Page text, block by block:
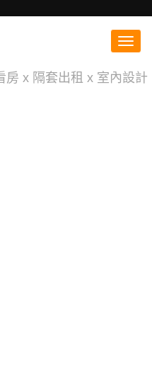
房 x 隔套出租 x 室內設計